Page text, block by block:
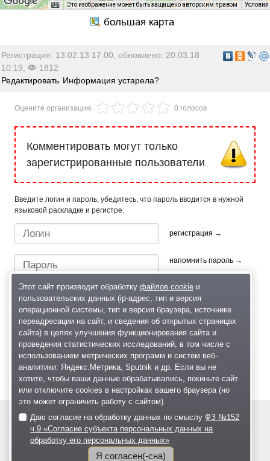
Это изображение может быть защищено авторским правом Условия
Регистрация: 13.02.13 17:00, обновлено: 20.03.18
10:19,
1812
Редактировать Информация устарела?
Оцените организацию 0 голосов
Комментировать могут только
зарегистрированные пользователи
Введите логин и пароль, убедитесь, что пароль вводится в нужной
языковой раскладке и регистре.
регистрация →
напомнить пароль →
Быстрый вход/регистрация, используя профиль в:
© 2004—2026
Размещение рекламы О проекте
Этот сайт производит обработку файлов cookieи
пользовательских данных (ip-адрес, тип и версия
операционной системы, тип и версия браузера, источнике
переадресации на сайт, и сведения об открытых страницах
сайта) в целях улучшения функционирования сайта и
проведения статистических исследований, в том числе с
использованием метрических программ и систем веб-
аналитики: Яндекс.Метрика, Sputnik и др. Если вы не
хотите, чтобы ваши данные обрабатывались, покиньте сайт
или отключите cookies в настройках вашего браузера (но
это может ограничить работу с сайтом).
Даю согласие на обработку данных по смыслуФЗ №152
ч.9 «Согласие субъекта персональных данных на
обработку его персональных данных»
Я согласен(-сна)